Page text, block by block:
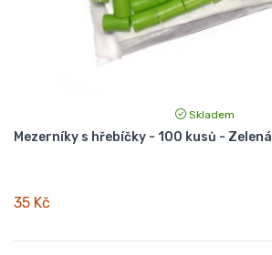
Skladem
Mezerníky s hřebíčky - 100 kusů - Zelená
35 Kč